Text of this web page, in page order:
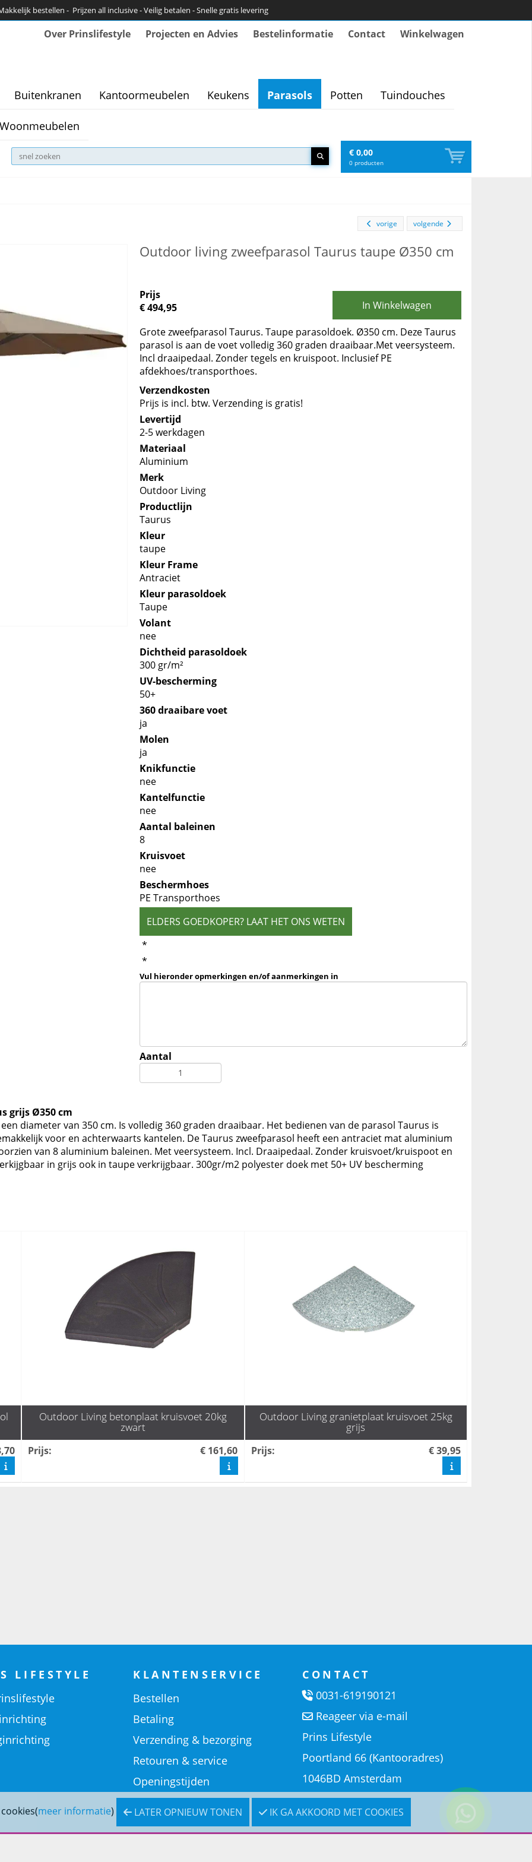
bestellen - Prijzen all inclusive - Veilig betalen - Snelle gratis levering
Over Prinslifestyle Projecten en Advies Bestelinformatie Contact Winkelwagen
Buitenkranen Kantoormeubelen Keukens Parasols Potten Tuindouches
Woonmeubelen
€ 0,00
0 producten
volgende
vorige
Outdoor living zweefparasol Taurus taupe Ø350 cm
Prijs
€ 494,95
In Winkelwagen
Grote zweefparasol Taurus. Taupe parasoldoek. Ø350 cm. Deze Taurus
parasol is aan de voet volledig 360 graden draaibaar.Met veersysteem.
Incl draaipedaal. Zonder tegels en kruispoot. Inclusief PE
afdekhoes/transporthoes.
Verzendkosten
Prijs is incl. btw. Verzending is gratis!
Levertijd
2-5 werkdagen
Materiaal
Aluminium
Merk
Outdoor Living
Productlijn
Taurus
Kleur
taupe
Kleur Frame
Antraciet
Kleur parasoldoek
Taupe
Volant
nee
Dichtheid parasoldoek
300 gr/m²
UV-bescherming
50+
360 draaibare voet
ja
Molen
ja
Knikfunctie
nee
Kantelfunctie
nee
Aantal baleinen
8
Kruisvoet
nee
Beschermhoes
PE Transporthoes
ELDERS GOEDKOPER? LAAT HET ONS WETEN
*
*
Vul hieronder opmerkingen en/of aanmerkingen in
Aantal
grijs Ø350 cm
diameter van 350 cm. Is volledig 360 graden draaibaar. Het bedienen van de parasol Taurus is
voor en achterwaarts kantelen. De Taurus zweefparasol heeft een antraciet mat aluminium
van 8 aluminium baleinen. Met veersysteem. Incl. Draaipedaal. Zonder kruisvoet/kruispoot en
in grijs ook in taupe verkrijgbaar. 300gr/m2 polyester doek met 50+ UV bescherming
Outdoor Living betonplaat kruisvoet 20kg
zwart
Prijs: € 161,60
Outdoor Living granietplaat kruisvoet 25kg
grijs
Prijs: € 39,95
meer informatie) LATER OPNIEUW TONEN IK GA AKKOORD MET COOKIES
LIFESTYLE KLANTENSERVICE
Bestellen
Betaling
Verzending & bezorging
Retouren & service
Openingstijden
CONTACT
0031-619190121
Reageer via e-mail
Prins Lifestyle
Poortland 66 (Kantooradres)
1046BD Amsterdam